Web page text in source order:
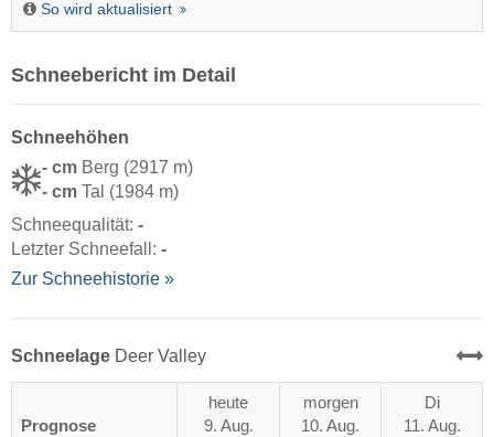
So wird aktualisiert
Schneebericht im Detail
Schneehöhen
- cm Berg (2917 m)
- cm Tal (1984 m)
Schneequalität: -
Letzter Schneefall: -
Zur Schneehistorie »
Schneelage Deer Valley
Prognose
heute
9. Aug.
morgen
10. Aug.
Di
11. Aug.